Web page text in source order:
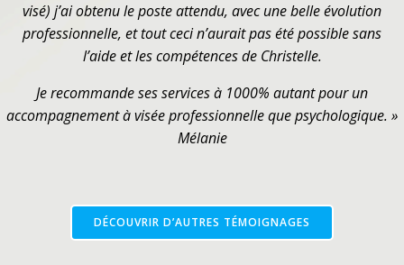
visé) j’ai obtenu le poste attendu, avec une belle évolution
professionnelle, et tout ceci n’aurait pas été possible sans
l’aide et les compétences de Christelle.
Je recommande ses services à 1000% autant pour un
accompagnement à visée professionnelle que psychologique. »
Mélanie
DÉCOUVRIR D’AUTRES TÉMOIGNAGES